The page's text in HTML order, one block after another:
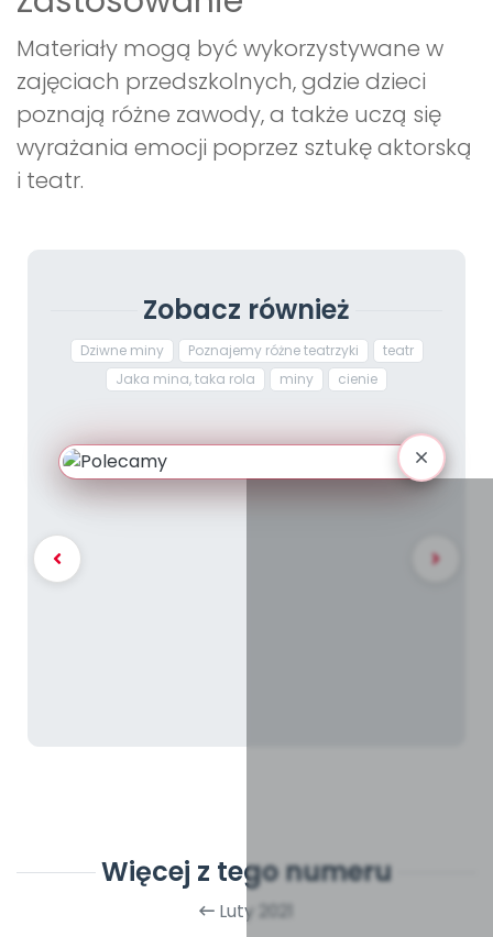
Materiały mogą być wykorzystywane w
zajęciach przedszkolnych, gdzie dzieci
poznają różne zawody, a także uczą się
wyrażania emocji poprzez sztukę aktorską
i teatr.
Zobacz również
Dziwne miny Poznajemy różne teatrzyki
teatr
Jaka mina, taka rola
miny cienie
Więcej z tego numeru
Luty 2021